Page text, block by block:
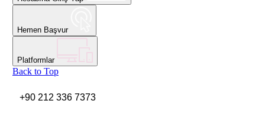
Hemen Başvur
Platformlar
Back to Top
+90 212 336 7373